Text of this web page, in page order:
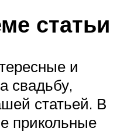
статьи
и
свадьбу,
статьей. В
прикольные